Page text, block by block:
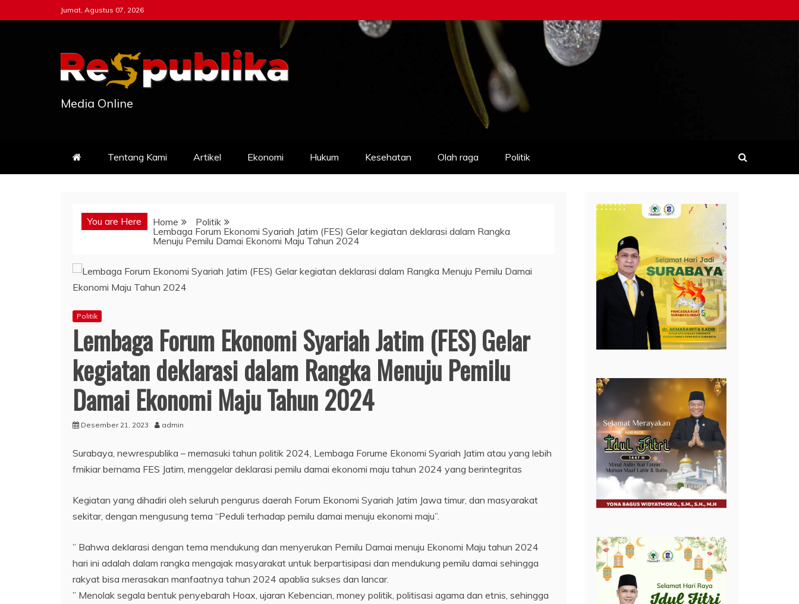
to
Jumat, Agustus 07, 2026
Media Online
Tentang Kami Artikel Ekonomi Hukum Kesehatan Olah raga Politik
You are Here Home
Politik
Lembaga Forum Ekonomi Syariah Jatim (FES) Gelar kegiatan deklarasi dalam Rangka
Menuju Pemilu Damai Ekonomi Maju Tahun 2024
Politik
Lembaga Forum Ekonomi Syariah Jatim (FES) Gelar
kegiatan deklarasi dalam Rangka Menuju Pemilu
Damai Ekonomi Maju Tahun 2024
Desember 21, 2023 admin
Surabaya, newrespublika – memasuki tahun politik 2024, Lembaga Forume Ekonomi Syariah Jatim atau yang lebih
fmikiar bernama FES Jatim, menggelar deklarasi pemilu damai ekonomi maju tahun 2024 yang berintegritas
Kegiatan yang dihadiri oleh seluruh pengurus daerah Forum Ekonomi Syariah Jatim Jawa timur, dan masyarakat
sekitar, dengan mengusung tema “Peduli terhadap pemilu damai menuju ekonomi maju”.
” Bahwa deklarasi dengan tema mendukung dan menyerukan Pemilu Damai menuju Ekonomi Maju tahun 2024
hari ini adalah dalam rangka mengajak masyarakat untuk berpartisipasi dan mendukung pemilu damai sehingga
rakyat bisa merasakan manfaatnya tahun 2024 apablia sukses dan lancar.
” Menolak segala bentuk penyebarah Hoax, ujaran Kebencian, money politik, politisasi agama dan etnis, sehingga